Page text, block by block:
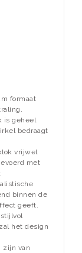
formaat
is geheel
bedraagt
vrijwel
met
binnen de
geeft.
het design
zijn van